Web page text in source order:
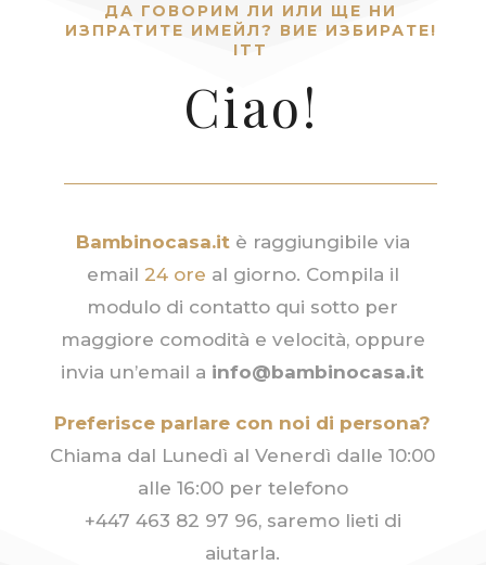
ДА ГОВОРИМ ЛИ ИЛИ ЩЕ НИ
ИЗПРАТИТЕ ИМЕЙЛ? ВИЕ ИЗБИРАТЕ!
ITT
Ciao!
Bambinocasa.itè raggiungibile via
email 24 ore al giorno. Compila il
modulo di contatto qui sotto per
maggiore comodità e velocità, oppure
invia un’email a info@bambinocasa.it
Preferisce parlare con noi di persona?
Chiama dal Lunedì al Venerdì dalle 10:00
alle 16:00 per telefono
+447 463 82 97 96, saremo lieti di
aiutarla.